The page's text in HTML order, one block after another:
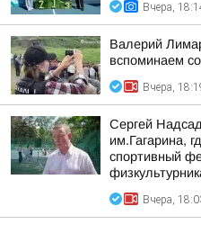
Вчера,
Валерий
вспоминаем
Вчера,
Сергей
им.Гагарина,
спортивный
Вчера,